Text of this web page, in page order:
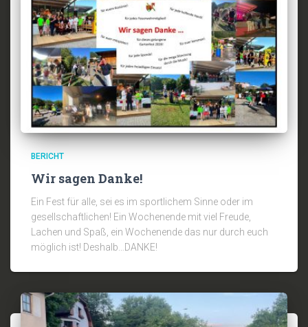
BERICHT
Wir sagen Danke!
Ein Fest für alle, sei es im sportlichem Sinne oder im
gesellschaftlichen! Ein Wochenende mit viel Freude,
Lachen und Spaß, ein Wochenende das nur durch euch
möglich ist! Deshalb…DANKE!